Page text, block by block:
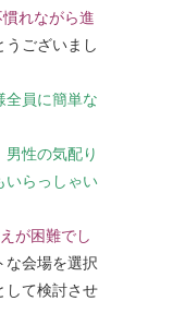
れながら進
ございまし
全員に簡単な
性の気配り
いらっしゃい
が困難でし
会場を選択
して検討させ